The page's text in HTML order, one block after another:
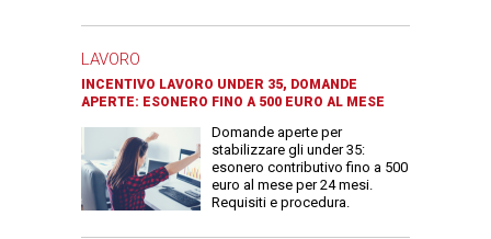
LAVORO
INCENTIVO LAVORO UNDER 35, DOMANDE
APERTE: ESONERO FINO A 500 EURO AL MESE
Domande aperte per
stabilizzare gli under 35:
esonero contributivo fino a 500
euro al mese per 24 mesi.
Requisiti e procedura.